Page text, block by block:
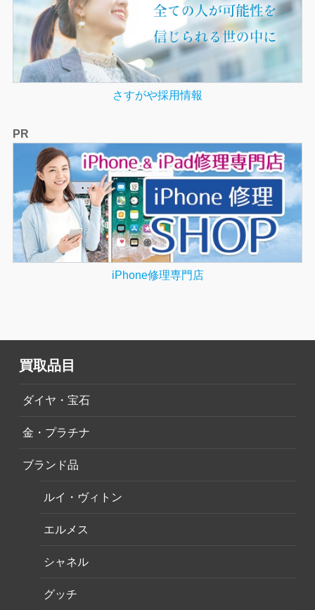
さすがや採用情報
PR
iPhone修理専門店
買取品目
ダイヤ・宝石
金・プラチナ
ブランド品
ルイ・ヴィトン
エルメス
シャネル
グッチ